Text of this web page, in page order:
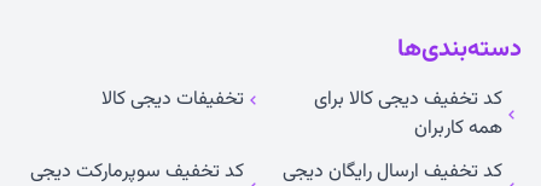
دسته‌بندی‌ها
کد تخفیف دیجی کالا برای
همه کاربران
تخفیفات دیجی کالا
کد تخفیف ارسال رایگان دیجی کد تخفیف سوپرمارکت دیجی